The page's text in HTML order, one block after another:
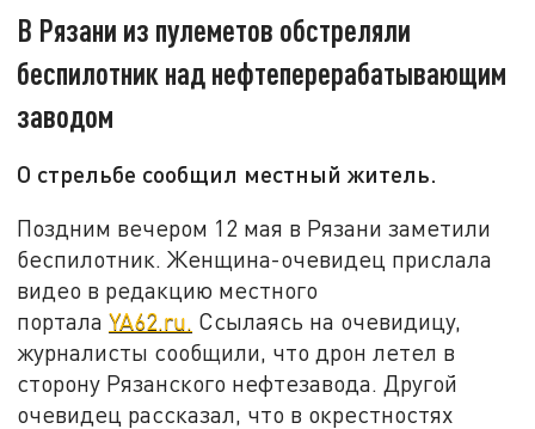
В Рязани из пулеметов обстреляли
беспилотник над нефтеперерабатывающим
заводом
О стрельбе сообщил местный житель.
Поздним вечером 12 мая в Рязани заметили
беспилотник. Женщина-очевидец прислала
видео в редакцию местного
порталаYA62.ru. Ссылаясь на очевидицу,
журналисты сообщили, что дрон летел в
сторону Рязанского нефтезавода. Другой
очевидец рассказал, что в окрестностях